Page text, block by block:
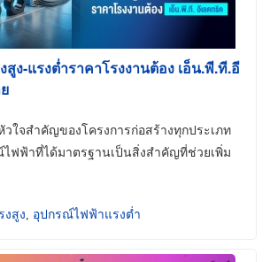
ง-แรงต่ำราคาโรงงานต้อง เอ็น.พี.ที.อี
ใจสำคัญของโครงการก่อสร้างทุกประเภท
ไฟฟ้าที่ได้มาตรฐานเป็นสิ่งสำคัญที่ช่วยเพิ่ม
งสูง อุปกรณ์ไฟฟ้าแรงต่ำ